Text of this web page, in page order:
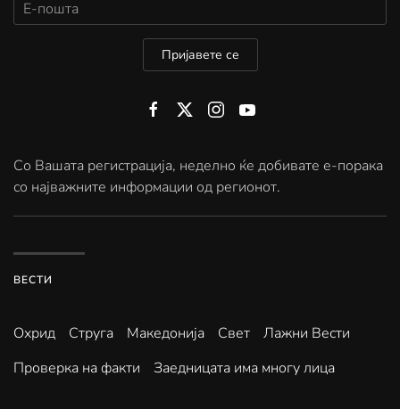
Пријавете се
Со Вашата регистрација, неделно ќе добивате е-порака
со најважните информации од регионот.
ВЕСТИ
Охрид Струга Македонија Свет
Лажни Вести
Проверка на факти
Заедницата има многу лица